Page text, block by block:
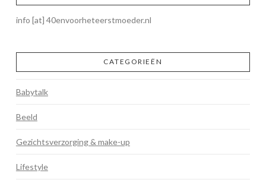
info [at] 40envoorheteerstmoeder.nl
CATEGORIEËN
Babytalk
Beeld
Gezichtsverzorging & make-up
Lifestyle